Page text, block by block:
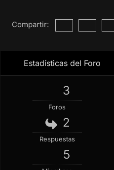
Compartir:
Estadísticas del Foro
3
Foros
2
Respuestas
5